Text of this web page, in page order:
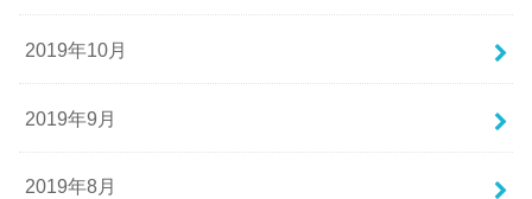
2019年10月
2019年9月
2019年8月